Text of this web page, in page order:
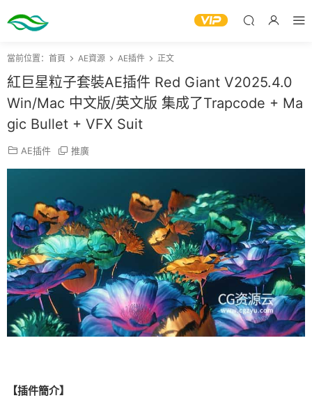
當前位置： 首頁 AE資源 AE插件 正文
紅巨星粒子套裝AE插件 Red Giant V2025.4.0
Win/Mac 中文版/英文版 集成了Trapcode + Ma
gic Bullet + VFX Suit
AE插件 推廣
【插件簡介】